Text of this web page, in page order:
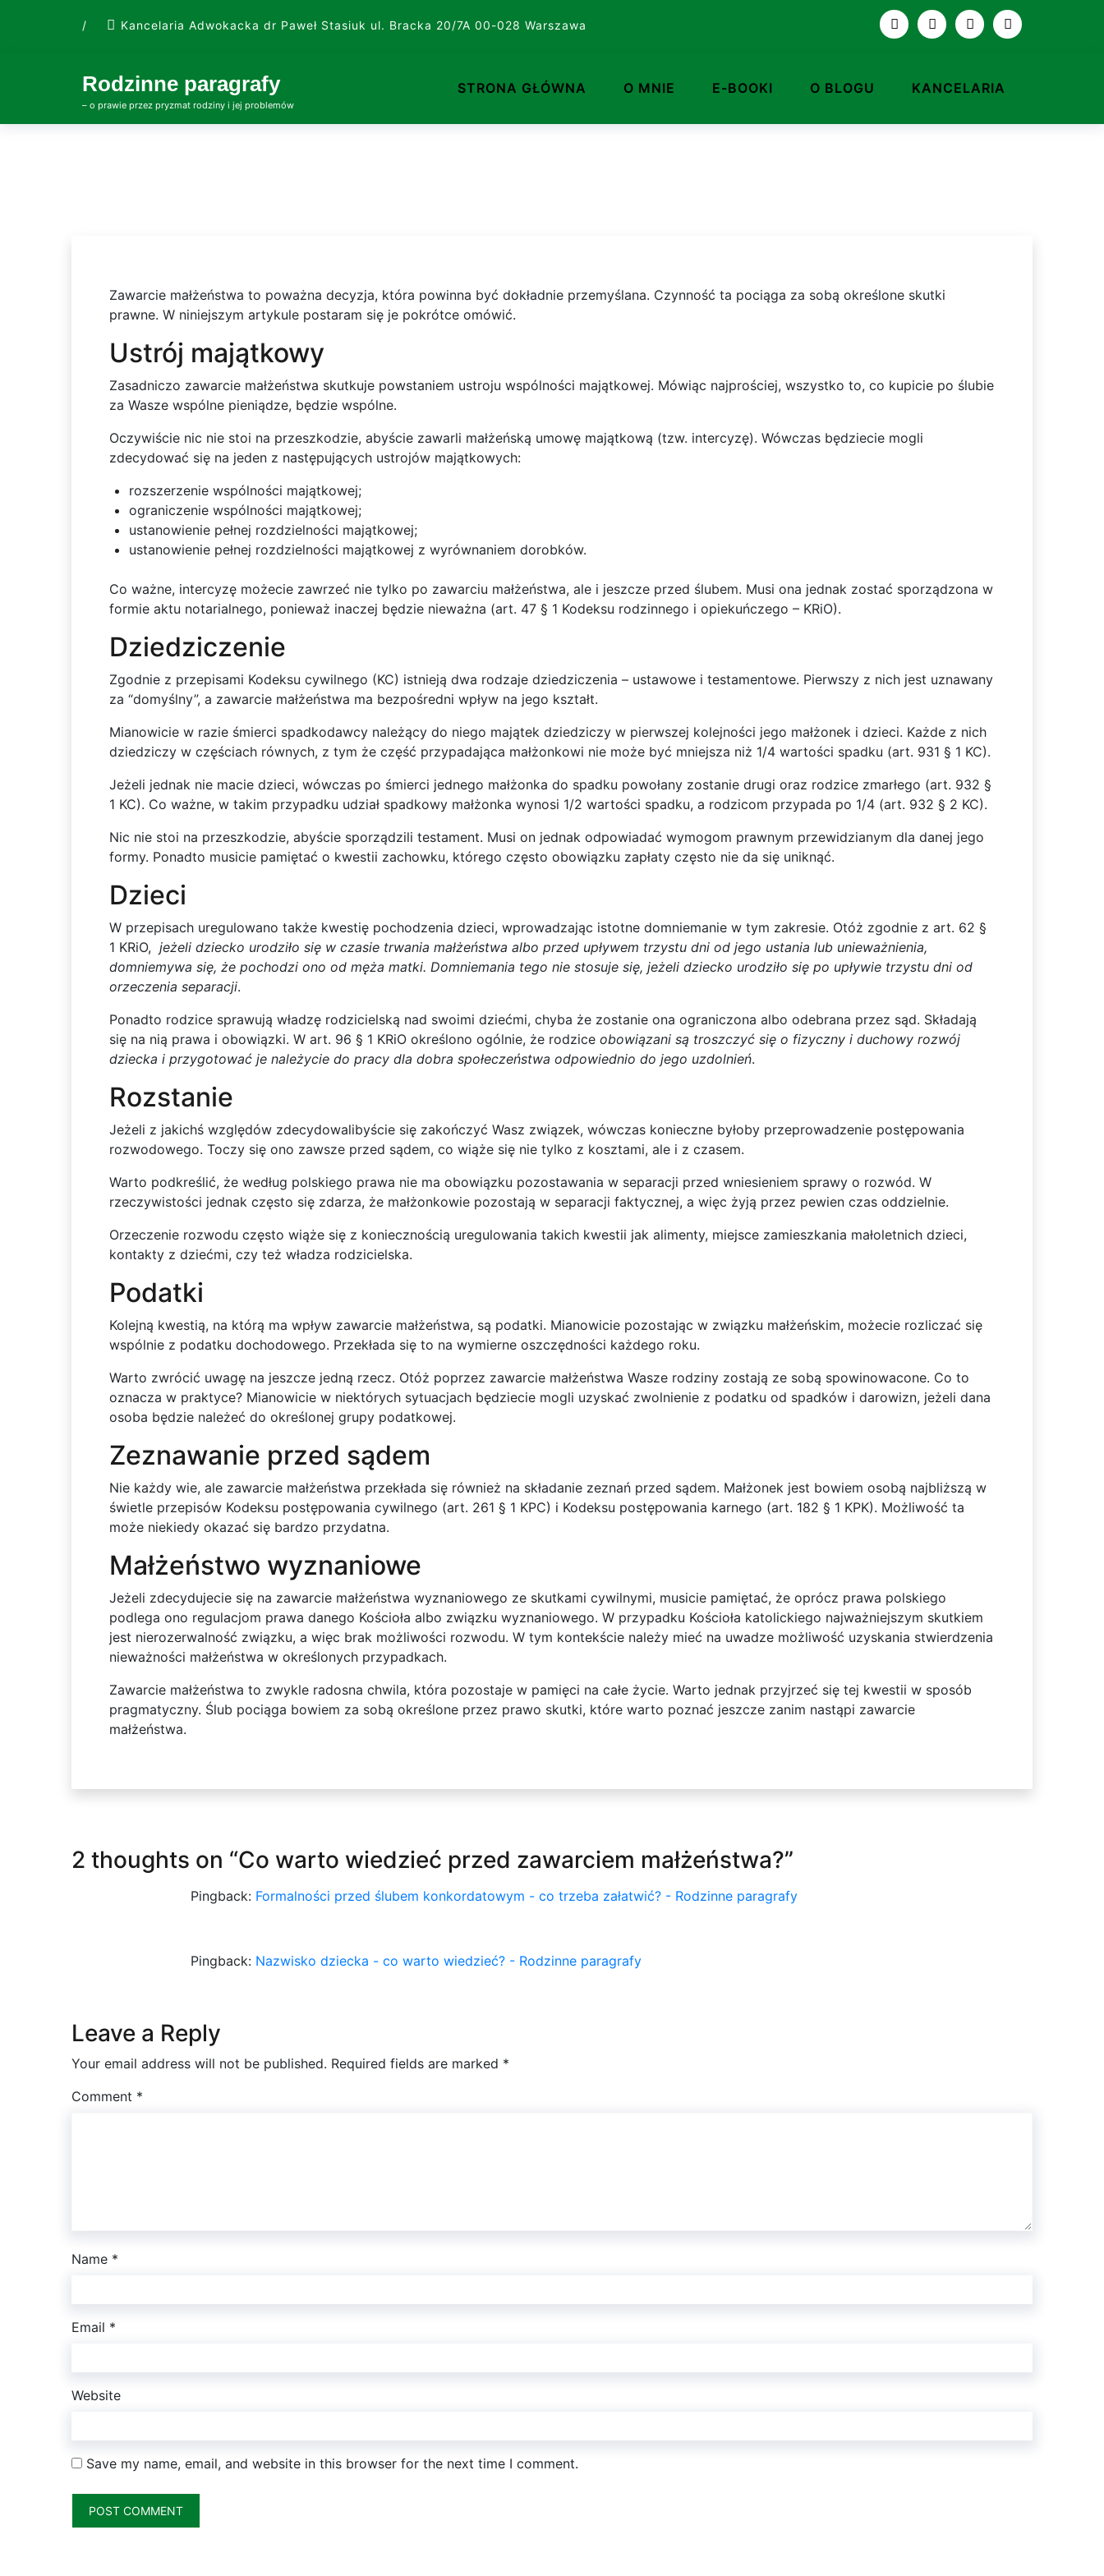
/ Kancelaria Adwokacka dr Paweł Stasiuk ul. Bracka 20/7A 00-028 Warszawa
Rodzinne paragrafy
– o prawie przez pryzmat rodziny i jej problemów
STRONA GŁÓWNA O MNIE E-BOOKI O BLOGU KANCELARIA
Zawarcie małżeństwa to poważna decyzja, która powinna być dokładnie przemyślana. Czynność ta pociąga za sobą określone skutki
prawne. W niniejszym artykule postaram się je pokrótce omówić.
Ustrój majątkowy
Zasadniczo zawarcie małżeństwa skutkuje powstaniem ustroju wspólności majątkowej. Mówiąc najprościej, wszystko to, co kupicie po ślubie
za Wasze wspólne pieniądze, będzie wspólne.
Oczywiście nic nie stoi na przeszkodzie, abyście zawarli małżeńską umowę majątkową (tzw. intercyzę). Wówczas będziecie mogli
zdecydować się na jeden z następujących ustrojów majątkowych:
rozszerzenie wspólności majątkowej;
ograniczenie wspólności majątkowej;
ustanowienie pełnej rozdzielności majątkowej;
ustanowienie pełnej rozdzielności majątkowej z wyrównaniem dorobków.
Co ważne, intercyzę możecie zawrzeć nie tylko po zawarciu małżeństwa, ale i jeszcze przed ślubem. Musi ona jednak zostać sporządzona w
formie aktu notarialnego, ponieważ inaczej będzie nieważna (art. 47 § 1 Kodeksu rodzinnego i opiekuńczego – KRiO).
Dziedziczenie
Zgodnie z przepisami Kodeksu cywilnego (KC) istnieją dwa rodzaje dziedziczenia – ustawowe i testamentowe. Pierwszy z nich jest uznawany
za “domyślny”, a zawarcie małżeństwa ma bezpośredni wpływ na jego kształt.
Mianowicie w razie śmierci spadkodawcy należący do niego majątek dziedziczy w pierwszej kolejności jego małżonek i dzieci. Każde z nich
dziedziczy w częściach równych, z tym że część przypadająca małżonkowi nie może być mniejsza niż 1/4 wartości spadku (art. 931 § 1 KC).
Jeżeli jednak nie macie dzieci, wówczas po śmierci jednego małżonka do spadku powołany zostanie drugi oraz rodzice zmarłego (art. 932 §
1 KC). Co ważne, w takim przypadku udział spadkowy małżonka wynosi 1/2 wartości spadku, a rodzicom przypada po 1/4 (art. 932 § 2 KC).
Nic nie stoi na przeszkodzie, abyście sporządzili testament. Musi on jednak odpowiadać wymogom prawnym przewidzianym dla danej jego
formy. Ponadto musicie pamiętać o kwestii zachowku, którego często obowiązku zapłaty często nie da się uniknąć.
Dzieci
W przepisach uregulowano także kwestię pochodzenia dzieci, wprowadzając istotne domniemanie w tym zakresie. Otóż zgodnie z art. 62 §
1 KRiO, jeżeli dziecko urodziło się w czasie trwania małżeństwa albo przed upływem trzystu dni od jego ustania lub unieważnienia,
domniemywa się, że pochodzi ono od męża matki. Domniemania tego nie stosuje się, jeżeli dziecko urodziło się po upływie trzystu dni od
orzeczenia separacji.
Ponadto rodzice sprawują władzę rodzicielską nad swoimi dziećmi, chyba że zostanie ona ograniczona albo odebrana przez sąd. Składają
się na nią prawa i obowiązki. W art. 96 § 1 KRiO określono ogólnie, że rodzice obowiązani są troszczyć się o fizyczny i duchowy rozwój
dziecka i przygotować je należycie do pracy dla dobra społeczeństwa odpowiednio do jego uzdolnień.
Rozstanie
Jeżeli z jakichś względów zdecydowalibyście się zakończyć Wasz związek, wówczas konieczne byłoby przeprowadzenie postępowania
rozwodowego. Toczy się ono zawsze przed sądem, co wiąże się nie tylko z kosztami, ale i z czasem.
Warto podkreślić, że według polskiego prawa nie ma obowiązku pozostawania w separacji przed wniesieniem sprawy o rozwód. W
rzeczywistości jednak często się zdarza, że małżonkowie pozostają w separacji faktycznej, a więc żyją przez pewien czas oddzielnie.
Orzeczenie rozwodu często wiąże się z koniecznością uregulowania takich kwestii jak alimenty, miejsce zamieszkania małoletnich dzieci,
kontakty z dziećmi, czy też władza rodzicielska.
Podatki
Kolejną kwestią, na którą ma wpływ zawarcie małżeństwa, są podatki. Mianowicie pozostając w związku małżeńskim, możecie rozliczać się
wspólnie z podatku dochodowego. Przekłada się to na wymierne oszczędności każdego roku.
Warto zwrócić uwagę na jeszcze jedną rzecz. Otóż poprzez zawarcie małżeństwa Wasze rodziny zostają ze sobą spowinowacone. Co to
oznacza w praktyce? Mianowicie w niektórych sytuacjach będziecie mogli uzyskać zwolnienie z podatku od spadków i darowizn, jeżeli dana
osoba będzie należeć do określonej grupy podatkowej.
Zeznawanie przed sądem
Nie każdy wie, ale zawarcie małżeństwa przekłada się również na składanie zeznań przed sądem. Małżonek jest bowiem osobą najbliższą w
świetle przepisów Kodeksu postępowania cywilnego (art. 261 § 1 KPC) i Kodeksu postępowania karnego (art. 182 § 1 KPK). Możliwość ta
może niekiedy okazać się bardzo przydatna.
Małżeństwo wyznaniowe
Jeżeli zdecydujecie się na zawarcie małżeństwa wyznaniowego ze skutkami cywilnymi, musicie pamiętać, że oprócz prawa polskiego
podlega ono regulacjom prawa danego Kościoła albo związku wyznaniowego. W przypadku Kościoła katolickiego najważniejszym skutkiem
jest nierozerwalność związku, a więc brak możliwości rozwodu. W tym kontekście należy mieć na uwadze możliwość uzyskania stwierdzenia
nieważności małżeństwa w określonych przypadkach.
Zawarcie małżeństwa to zwykle radosna chwila, która pozostaje w pamięci na całe życie. Warto jednak przyjrzeć się tej kwestii w sposób
pragmatyczny. Ślub pociąga bowiem za sobą określone przez prawo skutki, które warto poznać jeszcze zanim nastąpi zawarcie
małżeństwa.
2 thoughts on “Co warto wiedzieć przed zawarciem małżeństwa?”
Pingback: Formalności przed ślubem konkordatowym - co trzeba załatwić? - Rodzinne paragrafy
Pingback: Nazwisko dziecka - co warto wiedzieć? - Rodzinne paragrafy
Leave a Reply
Your email address will not be published. Required fields are marked *
Comment *
Name *
Email *
Website
Save my name, email, and website in this browser for the next time I comment.